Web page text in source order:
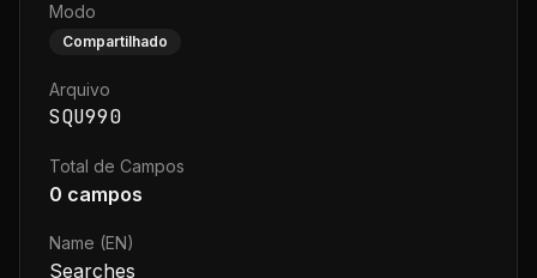
Modo
Compartilhado
Arquivo
SQU990
Total de Campos
0 campos
Name (EN)
Searches